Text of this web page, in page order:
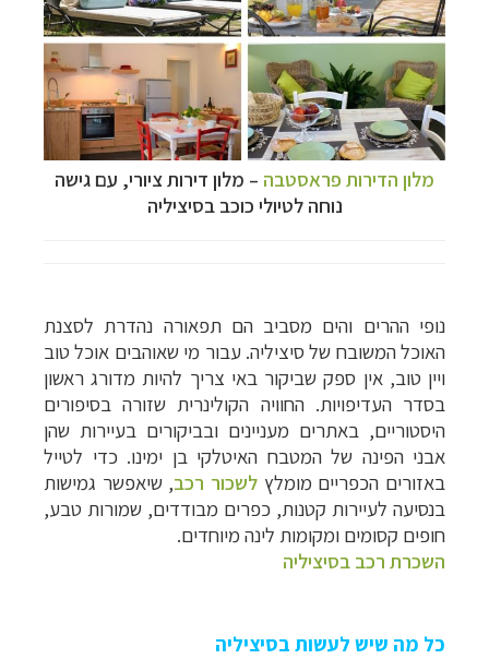
מלון הדירות פראסטבה – מלון דירות ציורי, עם גישה
נוחה לטיולי כוכב בסיציליה
נופי ההרים והים מסביב הם תפאורה נהדרת לסצנת
האוכל המשובח של סיציליה. עבור מי שאוהבים אוכל טוב
ויין טוב, אין ספק שביקור באי צריך להיות מדורג ראשון
בסדר העדיפויות. החוויה הקולינרית שזורה בסיפורים
היסטוריים, באתרים מעניינים ובביקורים בעיירות שהן
אבני הפינה של המטבח האיטלקי בן ימינו.כדי לטייל
באזורים הכפריים מומלץ לשכור רכב, שיאפשר גמישות
בנסיעה לעיירות קטנות, כפרים מבודדים, שמורות טבע,
חופים קסומים ומקומות לינה מיוחדים.
השכרת רכב בסיציליה
כל מה שיש לעשות בסיציליה